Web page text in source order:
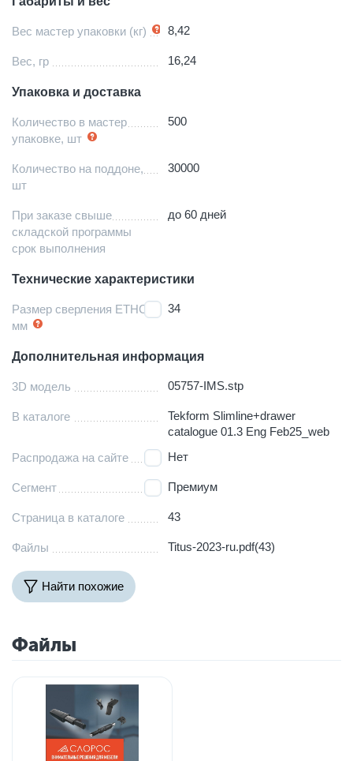
Вес мастер упаковки (кг) 8,42
Вес, гр 16,24
Упаковка и доставка
Количество в мастер
упаковке, шт
500
Количество на поддоне,
шт
30000
При заказе свыше
складской программы
срок выполнения
до 60 дней
Технические характеристики
Размер сверления ETHC,
мм
34
Дополнительная информация
3D модель 05757-IMS.stp
В каталоге
Tekform Slimline+drawer
catalogue 01.3 Eng Feb25_web
Распродажа на сайте
Нет
Сегмент Премиум
Страница в каталоге 43
Файлы Titus-2023-ru.pdf(43)
Найти похожие
Файлы